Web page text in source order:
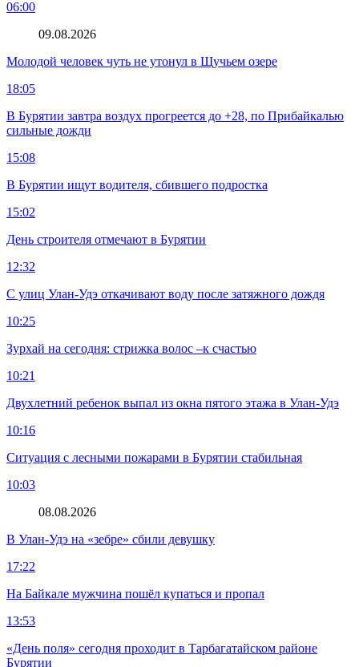
06:00
09.08.2026
Молодой человек чуть не утонул в Щучьем озере
18:05
В Бурятии завтра воздух прогреется до +28, по Прибайкалью
сильные дожди
15:08
В Бурятии ищут водителя, сбившего подростка
15:02
День строителя отмечают в Бурятии
12:32
С улиц Улан-Удэ откачивают воду после затяжного дождя
10:25
Зурхай на сегодня: стрижка волос –к счастью
10:21
Двухлетний ребенок выпал из окна пятого этажа в Улан-Удэ
10:16
Ситуация с лесными пожарами в Бурятии стабильная
10:03
08.08.2026
В Улан-Удэ на «зебре» сбили девушку
17:22
На Байкале мужчина пошёл купаться и пропал
13:53
«День поля» сегодня проходит в Тарбагатайском районе
Бурятии